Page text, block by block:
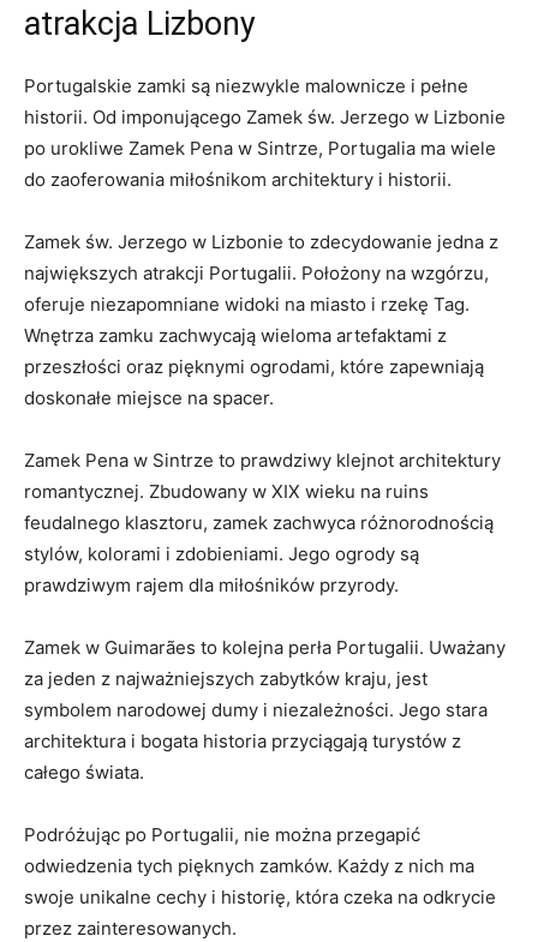
atrakcja Lizbony
Portugalskie zamki⁤ są ⁤niezwykle ​malownicze i pełne
historii. Od imponującego⁣ Zamek św. Jerzego w Lizbonie
po urokliwe Zamek ‍Pena w‍ Sintrze,⁤ Portugalia ma wiele
do ⁣zaoferowania miłośnikom⁣ architektury i historii.
Zamek ‍św. Jerzego w Lizbonie to zdecydowanie jedna ⁢z
największych⁣ atrakcji Portugalii.⁣ Położony na ‍wzgórzu,
oferuje niezapomniane‌ widoki na miasto i rzekę Tag.
Wnętrza zamku zachwycają wieloma artefaktami z
przeszłości oraz pięknymi ogrodami, ⁤które zapewniają
doskonałe miejsce na spacer.
Zamek Pena w Sintrze to prawdziwy klejnot architektury
romantycznej. ‌Zbudowany w XIX wieku na ​ruins
feudalnego⁣ klasztoru, zamek zachwyca​ różnorodnością
stylów, kolorami i zdobieniami. ‌Jego ​ogrody są
prawdziwym rajem dla miłośników ⁤przyrody.
Zamek w Guimarães to‌ kolejna perła ‍Portugalii. Uważany
za jeden z najważniejszych zabytków kraju, jest
symbolem⁢ narodowej dumy i ⁢niezależności. Jego stara
architektura i ⁣bogata historia ⁤przyciągają turystów z
całego świata.
Podróżując po ⁤Portugalii, nie można przegapić
odwiedzenia tych pięknych⁤ zamków. Każdy‌ z nich ma
swoje unikalne cechy i historię, która czeka ⁣na odkrycie
przez zainteresowanych.